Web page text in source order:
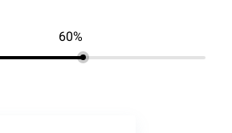
60%